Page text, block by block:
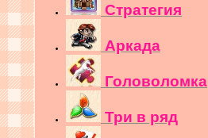
Стратегия
Аркада
Головоломка
Три в ряд